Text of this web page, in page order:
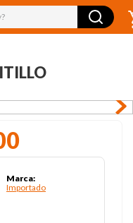
Marca:
Importado